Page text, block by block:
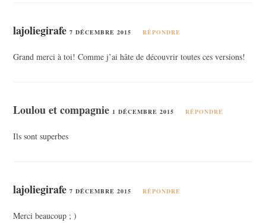
lajoliegirafe 7 DÉCEMBRE 2015 RÉPONDRE
Grand merci à toi! Comme j’ai hâte de découvrir toutes ces versions!
Loulou et compagnie 1 DÉCEMBRE 2015 RÉPONDRE
Ils sont superbes
lajoliegirafe 7 DÉCEMBRE 2015 RÉPONDRE
Merci beaucoup ; )